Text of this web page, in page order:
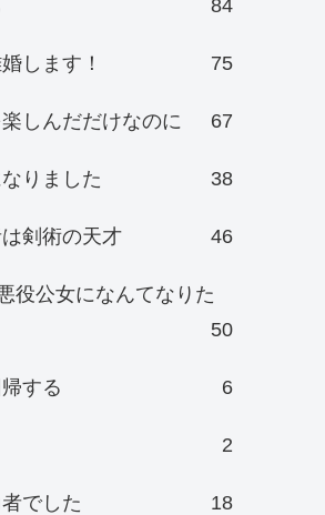
84
します！ 75
しんだだけなのに 67
りました 38
剣術の天才 46
役公女になんてなりた
50
する 6
2
でした 18